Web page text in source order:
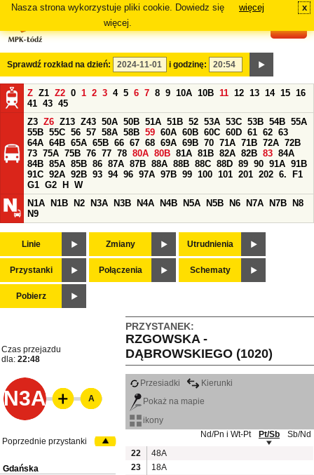
Nasza strona wykorzystuje pliki cookie. Dowiedz się
więcej.
więcej x
Sprawdź rozkład na dzień: i godzinę:
Z Z1 Z2 0 1 2 3 4 5 6 7 8 9 10A 10B 11 12 13 14 15 16
41 43 45
Z3 Z6 Z13 Z43 50A 50B 51A 51B 52 53A 53C 53B 54B 55A
55B 55C 56 57 58A 58B 59 60A 60B 60C 60D 61 62 63
64A 64B 65A 65B 66 67 68 69A 69B 70 71A 71B 72A 72B
73 75A 75B 76 77 78 80A 80B 81A 81B 82A 82B 83 84A
84B 85A 85B 86 87A 87B 88A 88B 88C 88D 89 90 91A 91B
91C 92A 92B 93 94 96 97A 97B 99 100 101 201 202 6.
F1
G1 G2 H
W
N1A
N1B N2 N3A N3B N4A N4B N5A N5B N6 N7A N7B
N8
N9
Linie Zmiany Utrudnienia
Przystanki Połączenia Schematy
Pobierz
PRZYSTANEK:
RZGOWSKA -
DĄBROWSKIEGO (1020)
Czas przejazdu
dla: 22:48
N3A
Przesiadki
Kierunki
Pokaż na mapie
ikony
Nd/Pn i Wt-Pt
Pt/Sb
Sb/Nd
22
48A
23
18A
A
Poprzednie przystanki
Gdańska